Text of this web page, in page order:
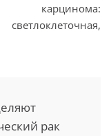
карцинома:
рак